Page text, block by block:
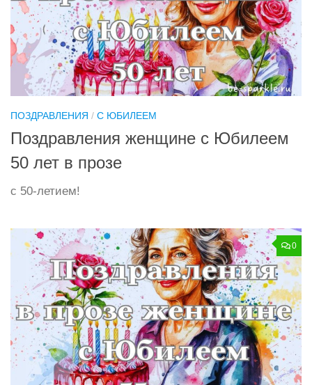
ПОЗДРАВЛЕНИЯ / С ЮБИЛЕЕМ
Поздравления женщине с Юбилеем
50 лет в прозе
с 50-летием!
0